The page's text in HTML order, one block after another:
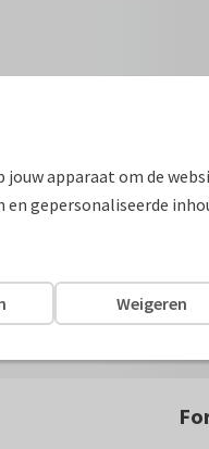
jouw apparaat om de
gepersonaliseerde
Weigeren